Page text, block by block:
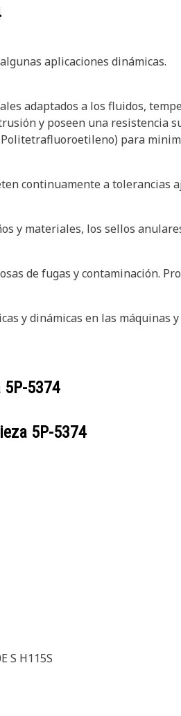
aplicaciones dinámicas.
adaptados a los fluidos,
y poseen una resistencia
para
continuamente a
y materiales, los sellos
de fugas y contaminación.
y dinámicas en las máquinas
5P-5374
5P-5374
S H115S